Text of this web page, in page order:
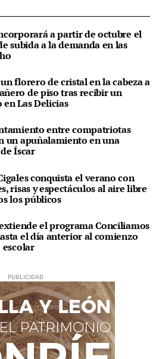
a partir de octubre el
subida a la demanda en las
florero de cristal en la cabeza a
de piso tras recibir un
Las Delicias
entre compatriotas
un apuñalamiento en una
Íscar
conquista el verano con
risas y espectáculos al aire libre
los públicos
el programa Conciliamos
el día anterior al comienzo
escolar